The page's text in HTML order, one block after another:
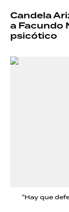
Candela
a Facundo
psicótico
"Hay que